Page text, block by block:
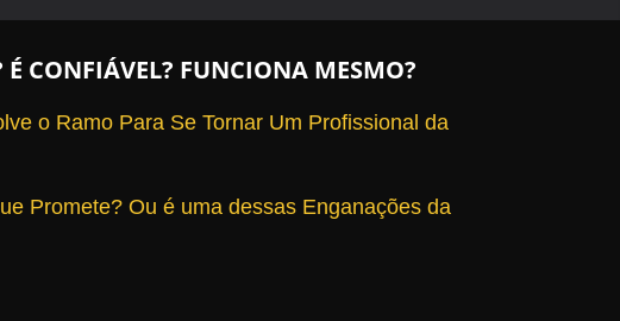
CONFIÁVEL? FUNCIONA MESMO?
o Ramo Para Se Tornar Um Profissional da
Promete? Ou é uma dessas Enganações da